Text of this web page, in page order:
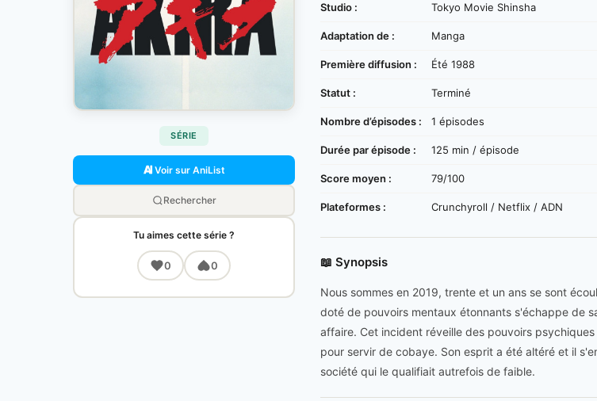
SÉRIE
Voir sur AniList
Rechercher
Tu aimes cette série ?
0 0
Studio : Tokyo Movie Shinsha
Adaptation de : Manga
Première diffusion : Été 1988
Statut : Terminé
Nombre d’épisodes : 1 épisodes
Durée par épisode : 125 min / épisode
Score moyen : 79/100
Plateformes : Crunchyroll / Netflix / ADN
📖 Synopsis
Nous sommes en 2019, trente et un ans se sont
doté de pouvoirs mentaux étonnants s'échappe de
affaire. Cet incident réveille des pouvoirs
pour servir de cobaye. Son esprit a été altéré et il
société qui le qualifiait autrefois de faible.